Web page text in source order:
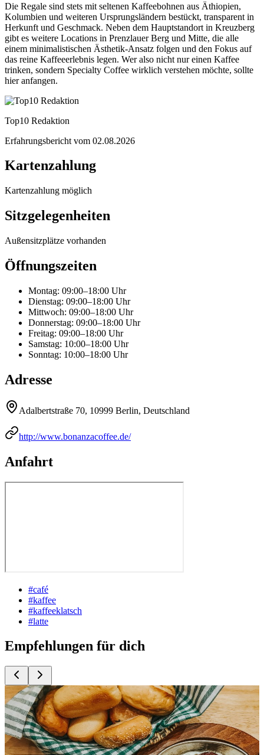
Die Regale sind stets mit seltenen Kaffeebohnen aus Äthiopien,
Kolumbien und weiteren Ursprungsländern bestückt, transparent in
Herkunft und Geschmack. Neben dem Hauptstandort in Kreuzberg
gibt es weitere Locations in Prenzlauer Berg und Mitte, die alle
einem minimalistischen Ästhetik-Ansatz folgen und den Fokus auf
das reine Kaffeeerlebnis legen. Wer also nicht nur einen Kaffee
trinken, sondern Specialty Coffee wirklich verstehen möchte, sollte
hier anfangen.
Top10 Redaktion
Erfahrungsbericht vom 02.08.2026
Kartenzahlung
Kartenzahlung möglich
Sitzgelegenheiten
Außensitzplätze vorhanden
Öffnungszeiten
Montag: 09:00–18:00 Uhr
Dienstag: 09:00–18:00 Uhr
Mittwoch: 09:00–18:00 Uhr
Donnerstag: 09:00–18:00 Uhr
Freitag: 09:00–18:00 Uhr
Samstag: 10:00–18:00 Uhr
Sonntag: 10:00–18:00 Uhr
Adresse
Adalbertstraße 70, 10999 Berlin, Deutschland
http://www.bonanzacoffee.de/
Anfahrt
#café
#kaffee
#kaffeeklatsch
#latte
Empfehlungen für dich
Top10
Bäckereien für gutes Brot
Top10
Bagel
Top10
Besonderer Brunch